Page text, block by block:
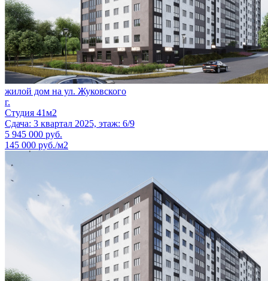
жилой дом на ул. Жуковского
г.
Студия 41м2
Сдача: 3 квартал 2025, этаж: 6/9
5 945 000 руб.
145 000 руб./м2